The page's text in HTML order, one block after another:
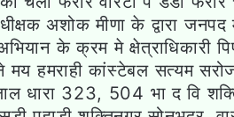
अशोक मीणा के द्वारा जनपद
के क्रम मे क्षेत्राधिकारी
मय हमराही कांस्टेबल सत्यम
धारा 323, 504 भा द वि